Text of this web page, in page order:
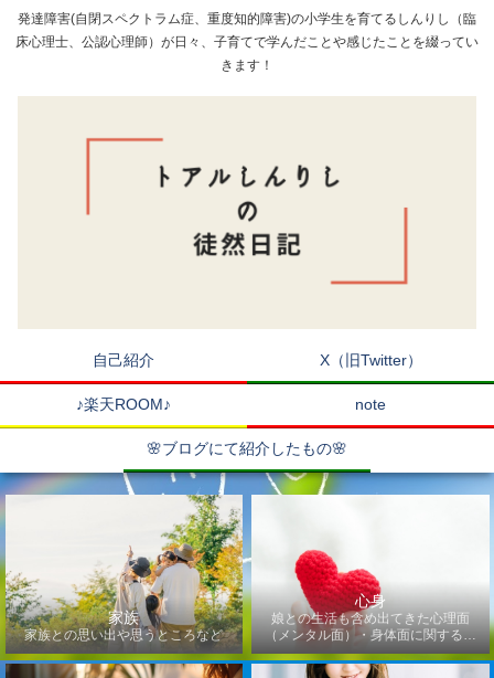
発達障害(自閉スペクトラム症、重度知的障害)の小学生を育てるしんりし（臨
床心理士、公認心理師）が日々、子育てで学んだことや感じたことを綴ってい
きます！
自己紹介 X（旧Twitter）
♪楽天ROOM♪ note
🌸ブログにて紹介したもの🌸
家族
家族との思い出や思うところなど
心身
娘との生活も含め出てきた心理面
（メンタル面）・身体面に関するこ
となど